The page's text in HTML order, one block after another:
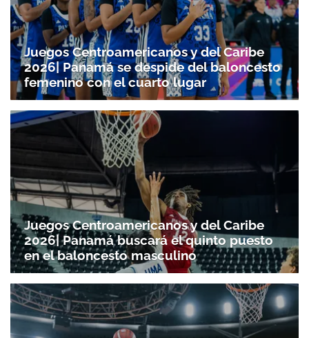
Juegos Centroamericanos y del Caribe
2026| Panamá se despide del baloncesto
femenino con el cuarto lugar
Juegos Centroamericanos y del Caribe
2026| Panamá buscará el quinto puesto
en el baloncesto masculino